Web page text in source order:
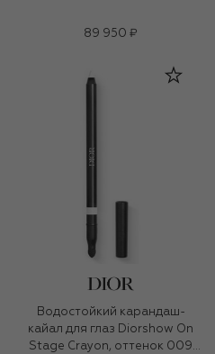
89 950 ₽
Водостойкий карандаш-
кайал для глаз Diorshow On
Stage Crayon, оттенок 009